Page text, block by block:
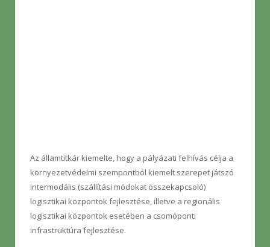
Az államtitkár kiemelte, hogy a pályázati felhívás célja a
környezetvédelmi szempontból kiemelt szerepet játszó
intermodális (szállítási módokat összekapcsoló)
logisztikai központok fejlesztése, illetve a regionális
logisztikai központok esetében a csomóponti
infrastruktúra fejlesztése.